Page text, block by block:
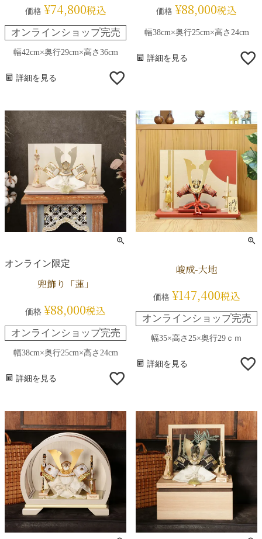
価格 ¥74,800税込
オンラインショップ完売
幅42cm×奥行29cm×高さ36cm
詳細を見る
価格 ¥88,000税込
幅38cm×奥行25cm×高さ24cm
詳細を見る
オンライン限定
兜飾り「蓮」
価格 ¥88,000税込
オンラインショップ完売
幅38cm×奥行25cm×高さ24cm
詳細を見る
峻成-大地
価格 ¥147,400税込
オンラインショップ完売
幅35×高さ25×奥行29ｃｍ
詳細を見る